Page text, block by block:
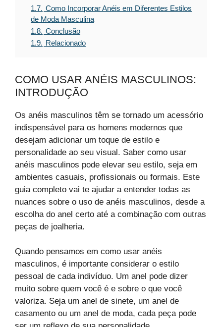
1.7. Como Incorporar Anéis em Diferentes Estilos
de Moda Masculina
1.8. Conclusão
1.9. Relacionado
COMO USAR ANÉIS MASCULINOS:
INTRODUÇÃO
Os anéis masculinos têm se tornado um acessório
indispensável para os homens modernos que
desejam adicionar um toque de estilo e
personalidade ao seu visual. Saber como usar
anéis masculinos pode elevar seu estilo, seja em
ambientes casuais, profissionais ou formais. Este
guia completo vai te ajudar a entender todas as
nuances sobre o uso de anéis masculinos, desde a
escolha do anel certo até a combinação com outras
peças de joalheria.
Quando pensamos em como usar anéis
masculinos, é importante considerar o estilo
pessoal de cada indivíduo. Um anel pode dizer
muito sobre quem você é e sobre o que você
valoriza. Seja um anel de sinete, um anel de
casamento ou um anel de moda, cada peça pode